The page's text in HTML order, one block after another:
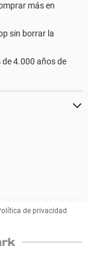
más en
sin borrar la
4.000 años de
de privacidad